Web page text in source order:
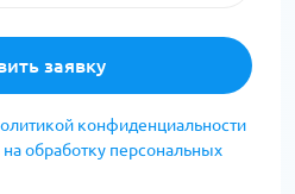
заявку
конфиденциальности
на обработку персональных